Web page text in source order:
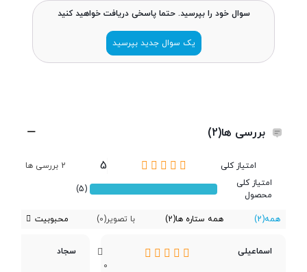
اتصالات و امکانات
میکروفون
باتری با ظرفیت 40 میلی‌آمپر ساعت
(ایرباد)
باتری با ظرفیت 400 میلی‌آمپر ساعت
سوال خود را بپرسید. حتما پاسخی دریافت خواهید کنید
یک سوال جدید بپرسید
بررسی ها(2)
امتیاز کلی 5
2 بررسی ها
امتیاز کلی
محصول
(5)
همه(2) همه ستاره ها(2) با تصویر(0) محبوبیت
اسماعیلی
0
سجاد